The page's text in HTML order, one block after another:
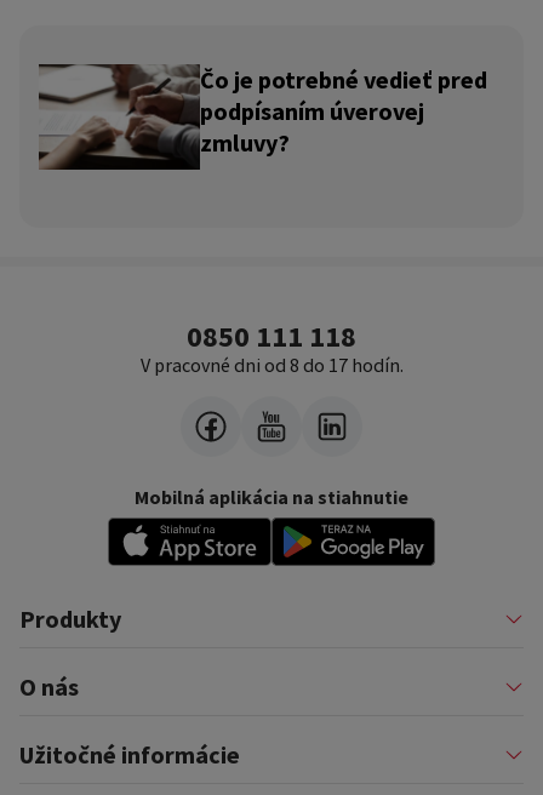
Čo je potrebné vedieť pred
podpísaním úverovej
zmluvy?
0850 111 118
V pracovné dni od 8 do 17 hodín.
Mobilná aplikácia na stiahnutie
Produkty
Pôžičky
Financovanie podnikateľov
Nákup na splátky a karty
Auto na splátky
O nás
Profil firmy
Pomáhame
Užitočné informácie